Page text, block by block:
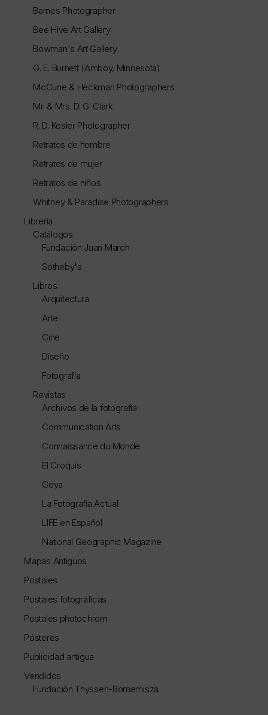
Barnes Photographer
Bee Hive Art Gallery
Bowman's Art Gallery
G. E. Burnett (Amboy, Minnesota)
McCune & Heckman Photographers
Mr. & Mrs. D. G. Clark
R. D. Kesler Photographer
Retratos de hombre
Retratos de mujer
Retratos de niños
Whitney & Paradise Photographers
Librería
Catálogos
Fundación Juan March
Sotheby's
Libros
Arquitectura
Arte
Cine
Diseño
Fotografía
Revistas
Archivos de la fotografía
Communication Arts
Connaissance du Monde
El Croquis
Goya
La Fotografía Actual
LIFE en Español
National Geographic Magazine
Mapas Antiguos
Postales
Postales fotográficas
Postales photochrom
Pósteres
Publicidad antigua
Vendidos
Fundación Thyssen-Bornemisza